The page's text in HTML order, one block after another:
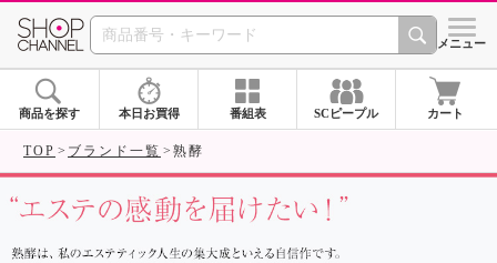
SHOP CHANNEL ショッ
メニュー
商品を探す 本日お買得 番組表 SCピープル カート
TOP ブランド一覧 熟酵